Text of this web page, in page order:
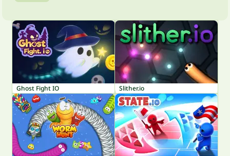
Ghost Fight IO Slither.io